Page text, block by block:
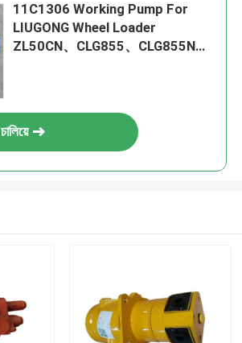
11C1306 Working Pump For
LIUGONG Wheel Loader
ZL50CN、CLG855、CLG855N、
চালিয়ে